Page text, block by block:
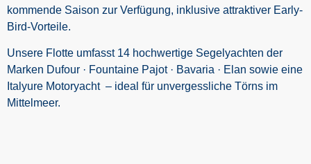
kommende Saison zur Verfügung, inklusive attraktiver Early-
Bird-Vorteile.
Unsere Flotte umfasst 14 hochwertige Segelyachten der
Marken Dufour · Fountaine Pajot · Bavaria · Elan sowie eine
Italyure Motoryacht – ideal für unvergessliche Törns im
Mittelmeer.